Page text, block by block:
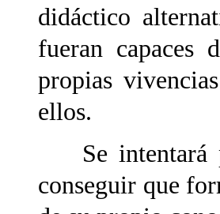
didáctico
fueran capaces
propias
ellos.
Se intentará
conseguir que